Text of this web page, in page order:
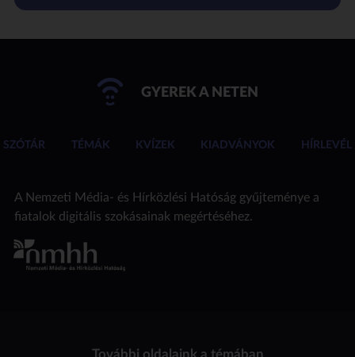
GYEREK A NETEN
SZÓTÁR TÉMÁK KVÍZEK KIADVÁNYOK HÍRLEVÉL
A Nemzeti Média- és Hírközlési Hatóság gyűjteménye a
fiatalok digitális szokásainak megértéséhez.